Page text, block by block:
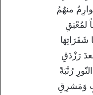
منهُمُ
لمُعْتِقِ
شَفَرَاتِهَا
رَزْدَقِ
رُتْبَةً
وَمَشرِقِ